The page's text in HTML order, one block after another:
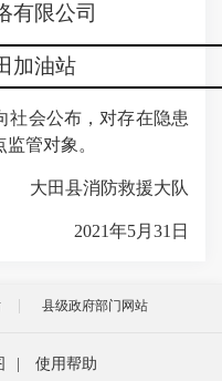
有限公司
加油站
会公布，对存在隐患
管对象。
大田县消防救援大队
2021年5月31日
县级政府部门网站
使用帮助